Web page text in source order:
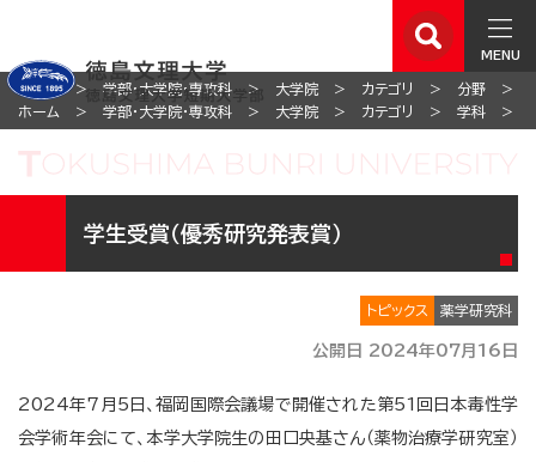
MENU
ホーム 学部・大学院・専攻科 大学院 カテゴリ 分野
ホーム
学部・大学院・専攻科 大学院 カテゴリ 学科
学生受賞（優秀研究発表賞）
トピックス 薬学研究科
公開日 2024年07月16日
2024年7月5日、福岡国際会議場で開催された第51回日本毒性学
会学術年会にて、本学大学院生の田口央基さん（薬物治療学研究室）